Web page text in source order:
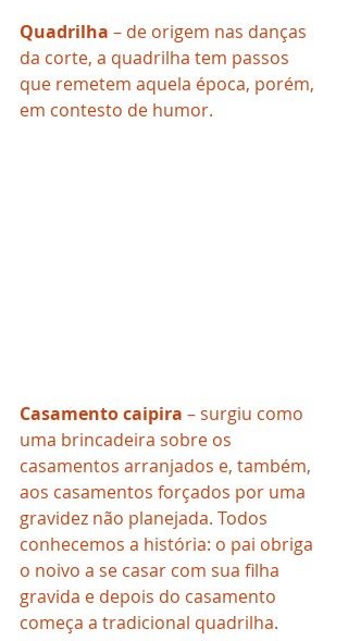
Quadrilha – de origem nas danças
da corte, a quadrilha tem passos
que remetem aquela época, porém,
em contesto de humor.
Casamento caipira – surgiu como
uma brincadeira sobre os
casamentos arranjados e, também,
aos casamentos forçados por uma
gravidez não planejada. Todos
conhecemos a história: o pai obriga
o noivo a se casar com sua filha
gravida e depois do casamento
começa a tradicional quadrilha.